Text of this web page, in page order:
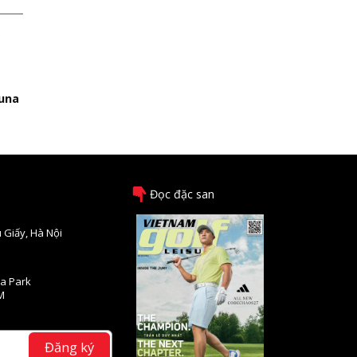
Giấy, Hà Nội
Park
Đăng ký
Đọc đặc san